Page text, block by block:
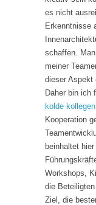
es nicht
Erkenntnisse
schaffen.
meiner
dieser Aspekt
Daher bin ich
kolde
Kooperation
beinhaltet
Workshops,
die
Ziel, die